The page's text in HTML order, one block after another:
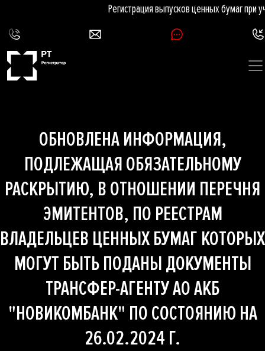
Регистрация выпусков ценных бумаг при
ОБНОВЛЕНА ИНФОРМАЦИЯ,
ПОДЛЕЖАЩАЯ ОБЯЗАТЕЛЬНОМУ
РАСКРЫТИЮ, В ОТНОШЕНИИ ПЕРЕЧНЯ
ЭМИТЕНТОВ, ПО РЕЕСТРАМ
ВЛАДЕЛЬЦЕВ ЦЕННЫХ БУМАГ КОТОРЫХ
МОГУТ БЫТЬ ПОДАНЫ ДОКУМЕНТЫ
ТРАНСФЕР-АГЕНТУ АО АКБ
"НОВИКОМБАНК" ПО СОСТОЯНИЮ НА
26.02.2024 Г.